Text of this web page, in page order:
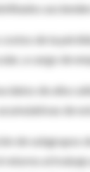
costos de la
a cargo de
datos de alta
de
de subgrupos
al